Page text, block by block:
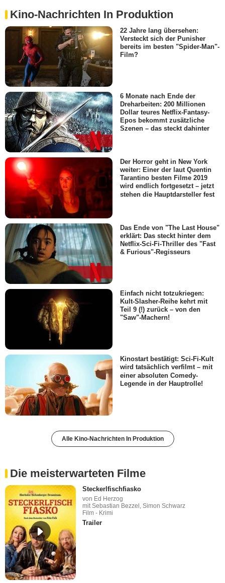
Kino-Nachrichten In Produktion
22 Jahre lang übersehen:
Versteckt sich der Punisher
bereits im besten "Spider-Man"-
Film?
6 Monate nach Ende der
Dreharbeiten: 200 Millionen
Dollar teures Netflix-Fantasy-
Epos bekommt zusätzliche
Szenen – das steckt dahinter
Der Horror geht in New York
weiter: Einer der laut Quentin
Tarantino besten Filme 2019
wird endlich fortgesetzt – jetzt
stehen die Hauptdarsteller fest
Das Ende von "The Last House"
erklärt: Das steckt hinter dem
Netflix-Sci-Fi-Thriller des "Fast
& Furious"-Regisseurs
Einfach nicht totzukriegen:
Kult-Slasher-Reihe kehrt mit
Teil 9 (!) zurück – von den
"Saw"-Machern!
Kinostart bestätigt: Sci-Fi-Kult
wird tatsächlich verfilmt – mit
einer absoluten Comedy-
Legende in der Hauptrolle!
Alle Kino-Nachrichten In Produktion
Die meisterwarteten Filme
Steckerlfischfiasko
von Ed Herzog
mit Sebastian Bezzel, Simon Schwarz
Film - Krimi
Trailer